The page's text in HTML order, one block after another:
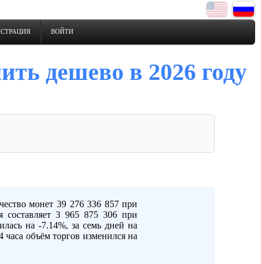
ВОЙТИ
дешево в 2026 году
монет 39 276 336 857 при
составляет 3 965 875 306 при
на -7.14%, за семь дней на
объём торгов изменился на